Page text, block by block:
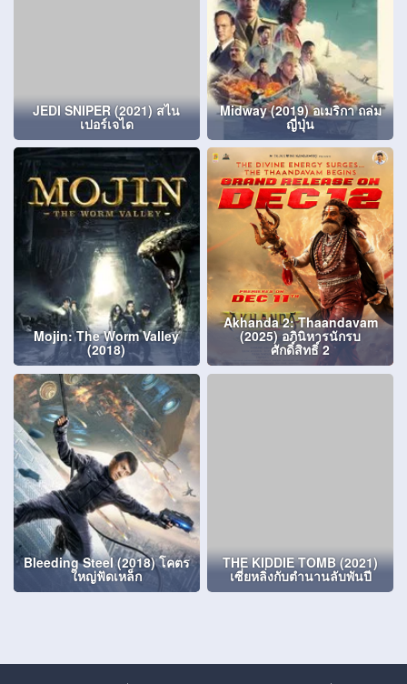
JEDI SNIPER (2021) สไน
เปอร์เจได
Midway (2019) อเมริกา ถล่ม
ญี่ปุ่น
Mojin: The Worm Valley
(2018)
Akhanda 2: Thaandavam
(2025) อภินิหารนักรบ
ศักดิ์สิทธิ์ 2
Bleeding Steel (2018) โคตร
ใหญ่ฟัดเหล็ก
THE KIDDIE TOMB (2021)
เซี่ยหลิ่งกับตำนานลับพันปี